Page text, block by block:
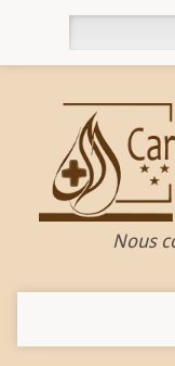
Nous